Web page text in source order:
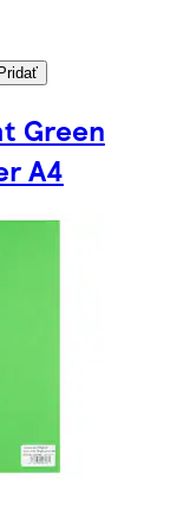
Pridať
Green
A4